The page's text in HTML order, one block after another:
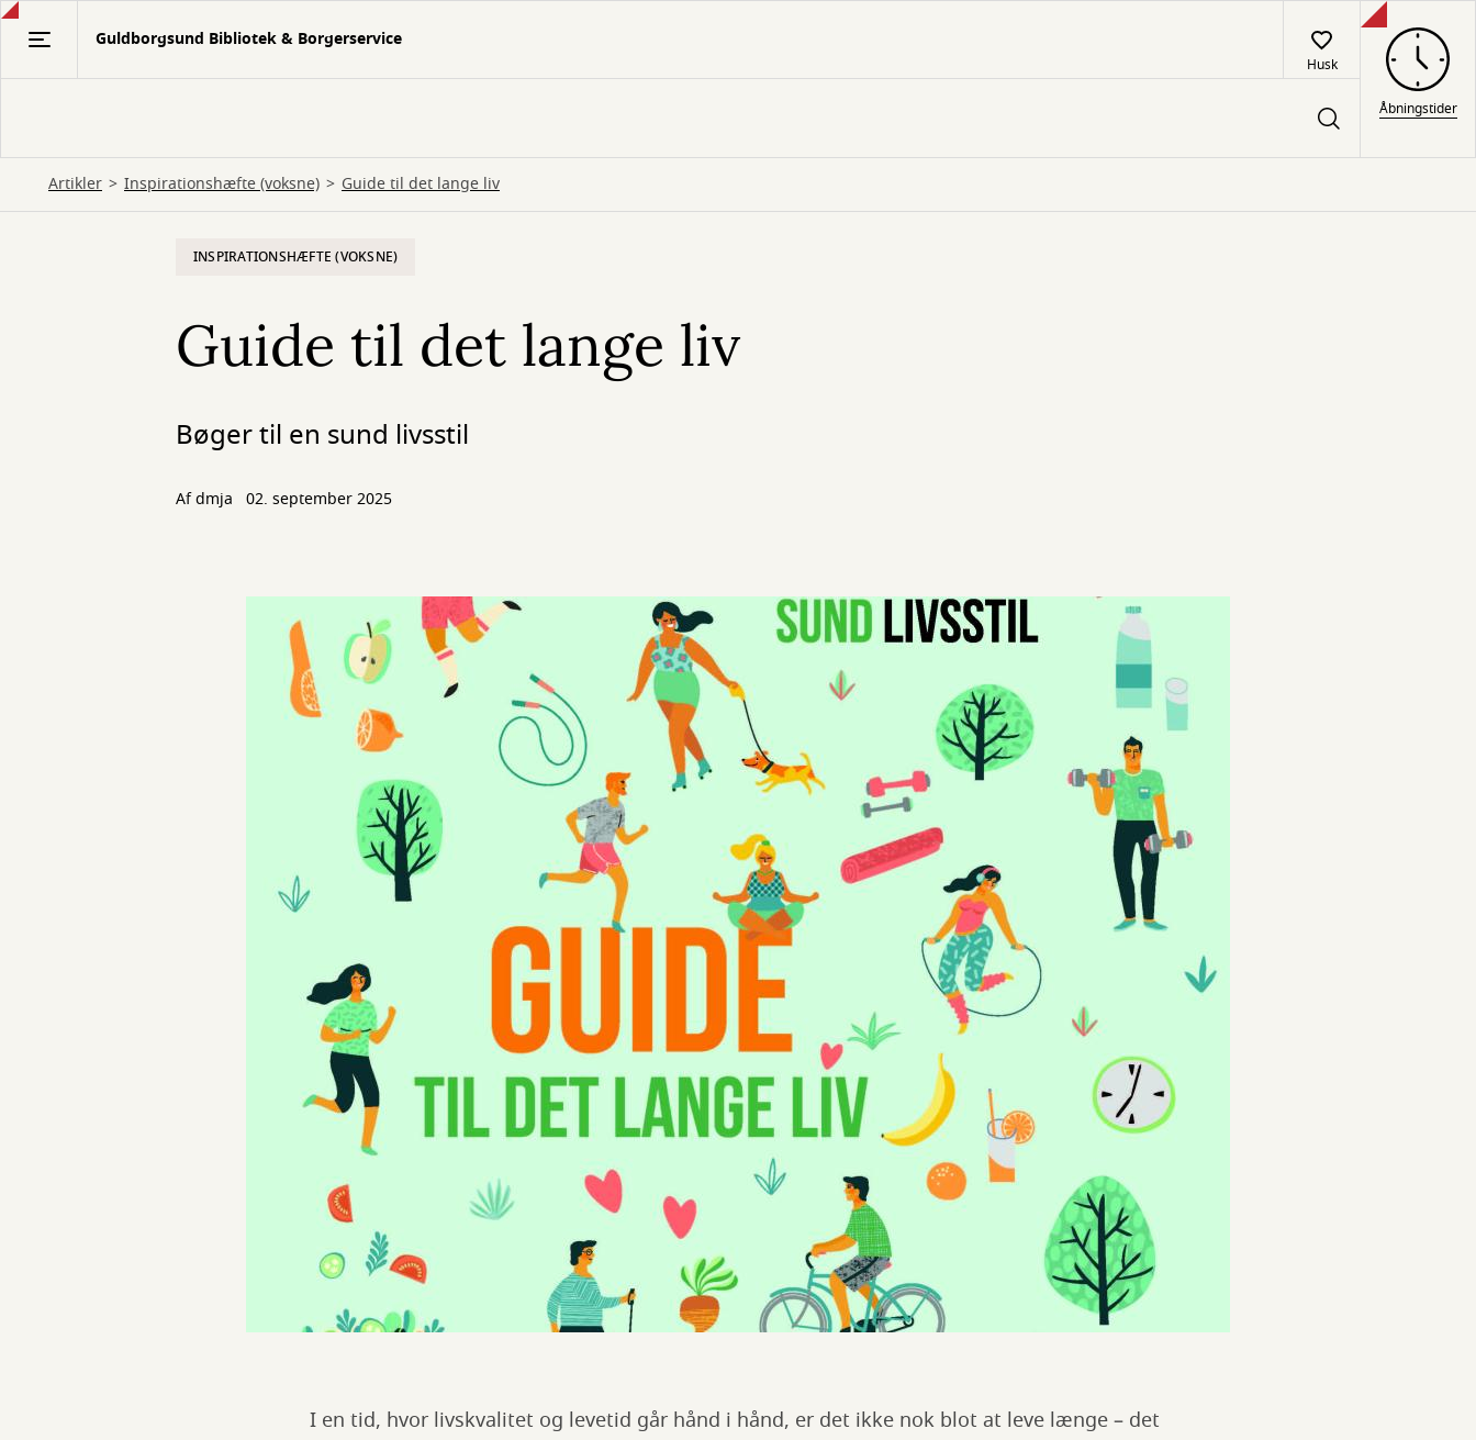
Gå
Guldborgsund Bibliotek & Borgerservice
Husk
Åbningstider
Artikler Inspirationshæfte (voksne) Guide til det lange liv
INSPIRATIONSHÆFTE (VOKSNE)
Guide til det lange liv
Bøger til en sund livsstil
Afdmja 02. september 2025
I en tid, hvor livskvalitet og levetid går hånd i hånd, er det ikke nok blot at leve længe – det